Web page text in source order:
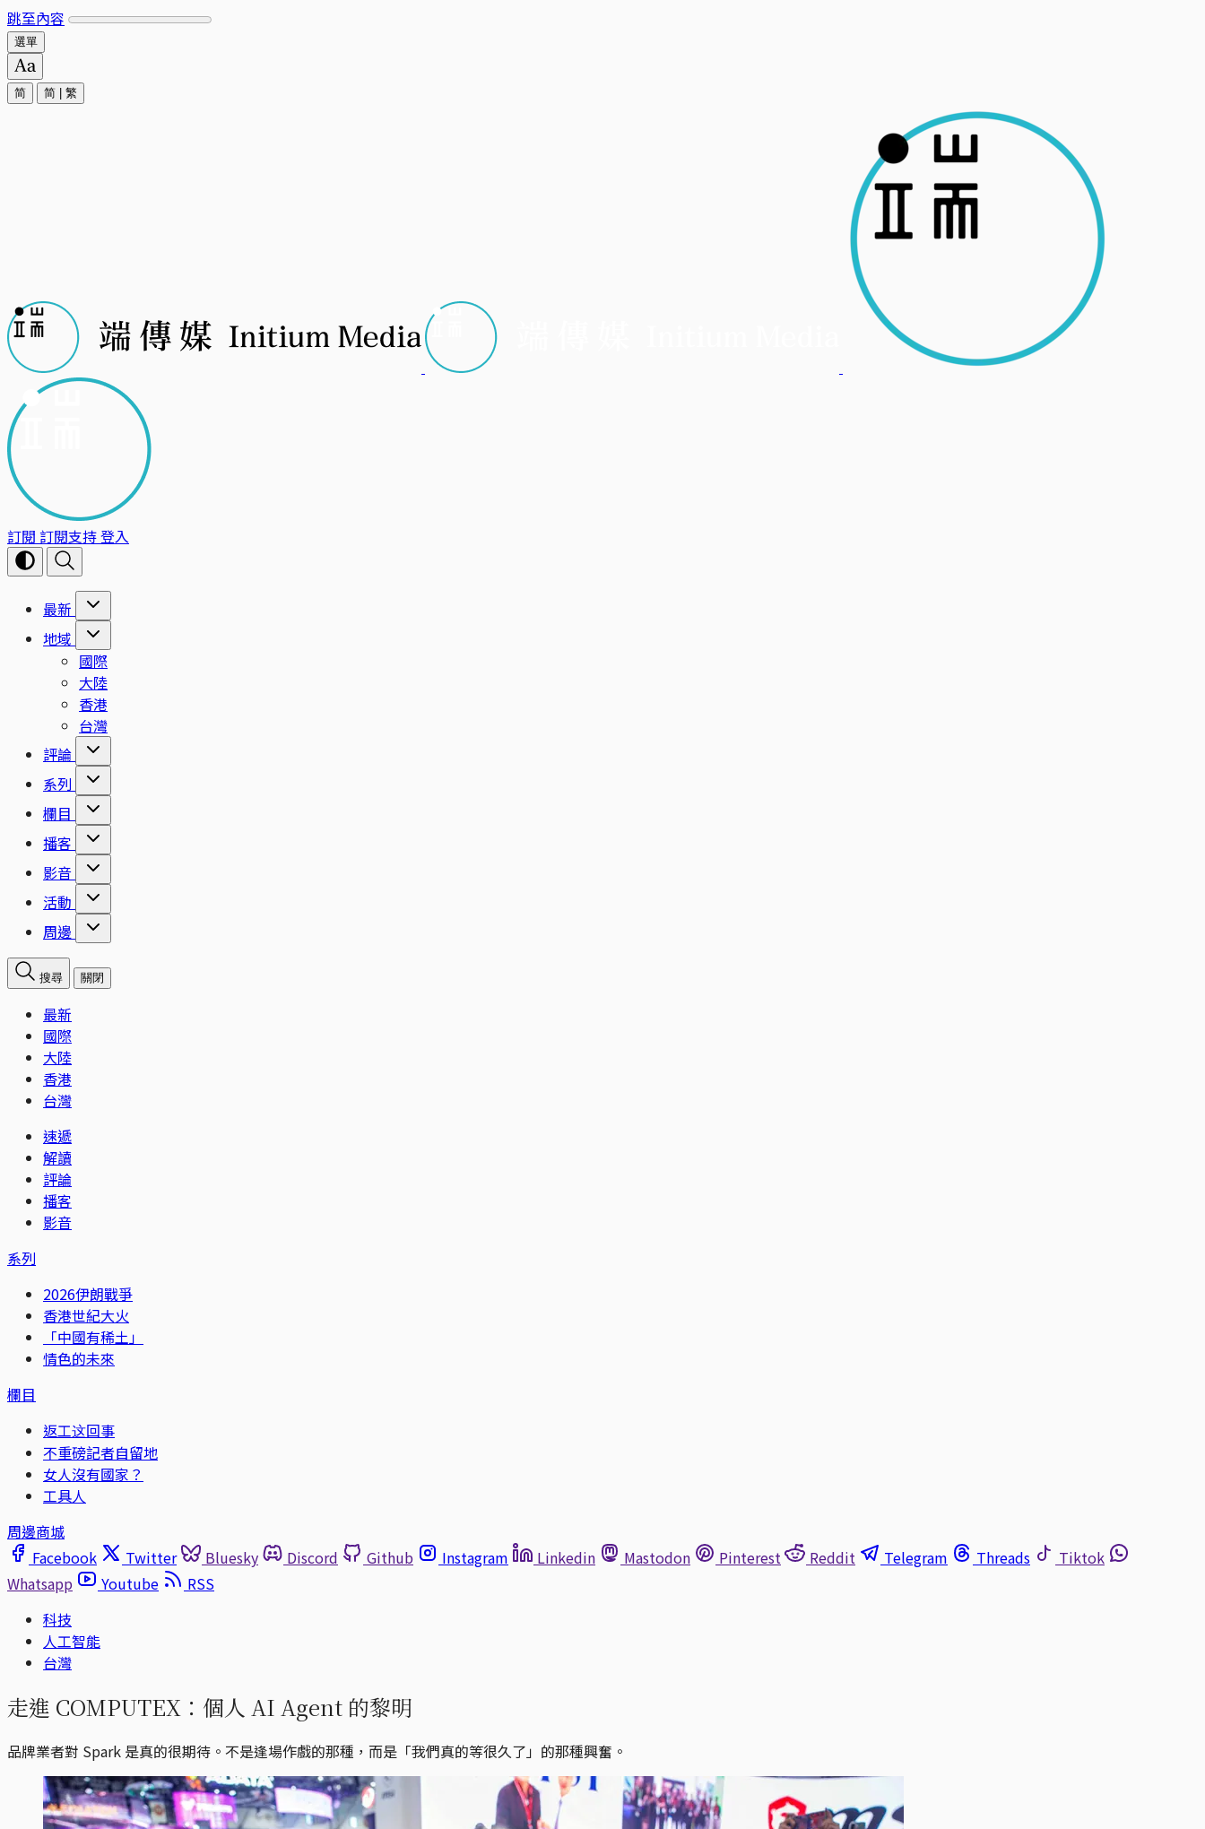
跳至內容
選單
简 简 繁
訂閱 訂閱支持登入
最新
地域
國際
大陸
香港
台灣
評論
系列
欄目
播客
影音
活動
周邊
搜尋 關閉
最新
國際
大陸
香港
台灣
速遞
解讀
評論
播客
影音
系列
2026伊朗戰爭
香港世紀大火
「中國有稀土」
情色的未來
欄目
返工这回事
不重磅記者自留地
女人沒有國家？
工具人
周邊商城
Facebook
Twitter Bluesky Discord Github Instagram Linkedin Mastodon Pinterest Reddit Telegram Threads
Tiktok
Whatsapp
Youtube
RSS
科技
人工智能
台灣
走進 COMPUTEX：個人 AI Agent 的黎明
品牌業者對 Spark 是真的很期待。不是逢場作戲的那種，而是「我們真的等很久了」的那種興奮。